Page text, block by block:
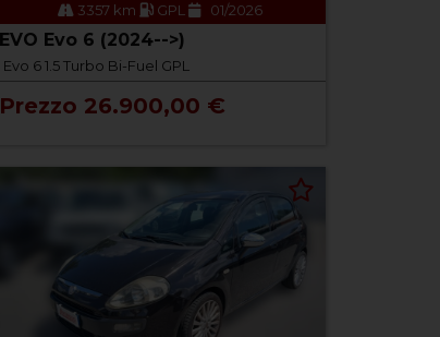
3357 km GPL 01/2026
EVO Evo 6 (2024-->)
Evo 6 1.5 Turbo Bi-Fuel GPL
Prezzo 26.900,00 €